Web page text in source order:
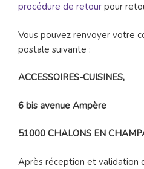
procédure de retour pour
Vous pouvez renvoyer votre
postale suivante :
ACCESSOIRES-CUISINES,
6 bis avenue Ampère
51000 CHALONS EN
Après réception et validation